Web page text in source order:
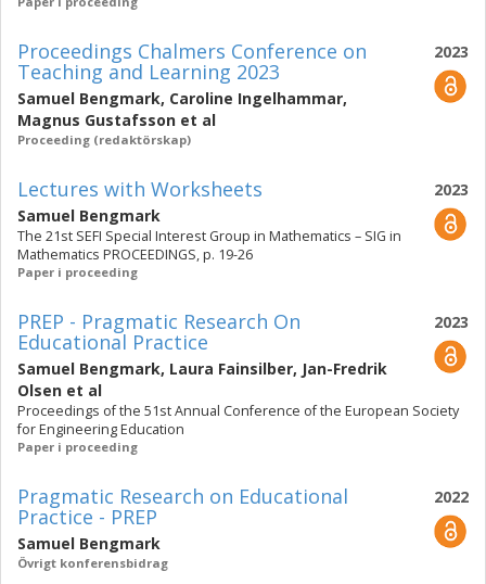
2023
Proceedings Chalmers Conference on
Teaching and Learning 2023
Samuel Bengmark, Caroline Ingelhammar,
Magnus Gustafsson et al
Proceeding (redaktörskap)
2023
Lectures with Worksheets
Samuel Bengmark
The 21st SEFI Special Interest Group in Mathematics – SIG in
Mathematics PROCEEDINGS, p. 19-26
Paper i proceeding
2023
PREP - Pragmatic Research On
Educational Practice
Samuel Bengmark, Laura Fainsilber, Jan-Fredrik
Olsen et al
Proceedings of the 51st Annual Conference of the European Society
for Engineering Education
Paper i proceeding
2022
Pragmatic Research on Educational
Practice - PREP
Samuel Bengmark
Övrigt konferensbidrag